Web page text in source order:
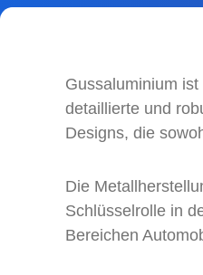
Gussaluminium
detaillierte und
Designs, die
Die
Schlüsselrolle in
Bereichen